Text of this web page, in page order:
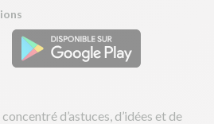
d’astuces, d’idées et de